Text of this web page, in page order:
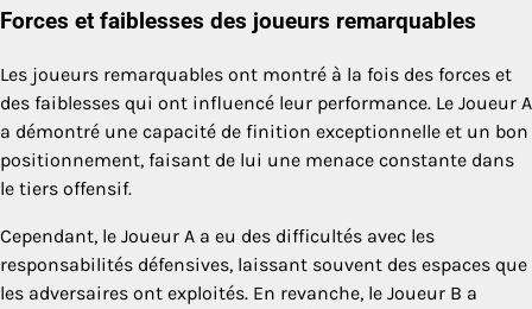
Forces et faiblesses des joueurs remarquables
Les joueurs remarquables ont montré à la fois des forces et
des faiblesses qui ont influencé leur performance. Le Joueur A
a démontré une capacité de finition exceptionnelle et un bon
positionnement, faisant de lui une menace constante dans
le tiers offensif.
Cependant, le Joueur A a eu des difficultés avec les
responsabilités défensives, laissant souvent des espaces que
les adversaires ont exploités. En revanche, le Joueur B a